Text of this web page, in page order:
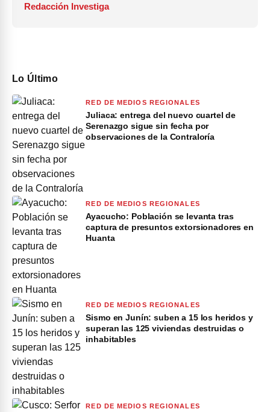
Redacción Investiga
Lo Último
RED DE MEDIOS REGIONALES
Juliaca: entrega del nuevo cuartel de
Serenazgo sigue sin fecha por
observaciones de la Contraloría
RED DE MEDIOS REGIONALES
Ayacucho: Población se levanta tras
captura de presuntos extorsionadores en
Huanta
RED DE MEDIOS REGIONALES
Sismo en Junín: suben a 15 los heridos y
superan las 125 viviendas destruidas o
inhabitables
RED DE MEDIOS REGIONALES